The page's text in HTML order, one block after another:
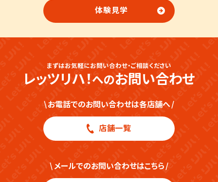
体験見学
まずはお気軽にお問い合わせ・ご相談ください
レッツリハ！へのお問い合わせ
\お電話でのお問い合わせは各店舗へ/
店舗一覧
\メールでのお問い合わせはこちら/